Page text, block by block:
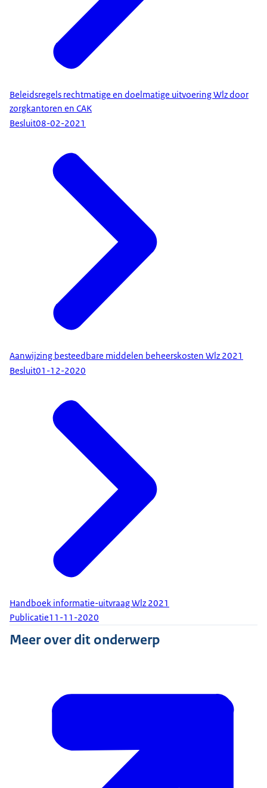
Beleidsregels rechtmatige en doelmatige uitvoering Wlz door
zorgkantoren en CAK
Besluit08-02-2021
Aanwijzing besteedbare middelen beheerskosten Wlz 2021
Besluit01-12-2020
Handboek informatie-uitvraag Wlz 2021
Publicatie11-11-2020
Meer over dit onderwerp